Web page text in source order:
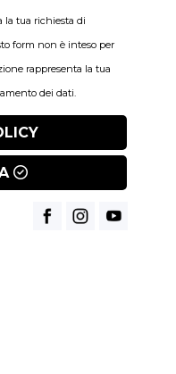
la tua richiesta di
form non è inteso per
rappresenta la tua
dei dati.